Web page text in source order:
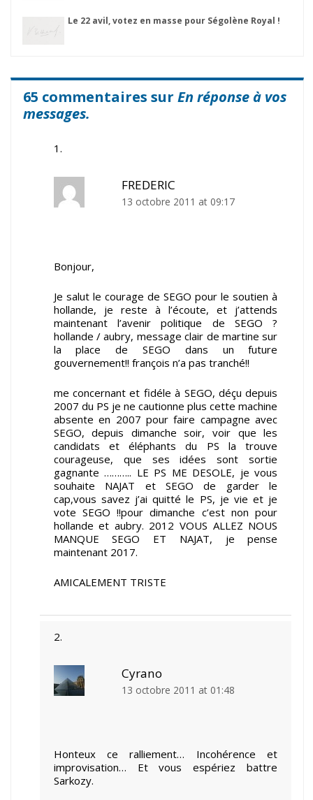
Le 22 avil, votez en masse pour Ségolène Royal !
65 commentaires sur En réponse à vos
messages.
FREDERIC
13 octobre 2011 at 09:17
Bonjour,
Je salut le courage de SEGO pour le soutien à
hollande, je reste à l’écoute, et j’attends
maintenant l’avenir politique de SEGO ?
hollande / aubry, message clair de martine sur
la place de SEGO dans un future
gouvernement!! françois n’a pas tranché!!
me concernant et fidéle à SEGO, déçu depuis
2007 du PS je ne cautionne plus cette machine
absente en 2007 pour faire campagne avec
SEGO, depuis dimanche soir, voir que les
candidats et éléphants du PS la trouve
courageuse, que ses idées sont sortie
gagnante ……….. LE PS ME DESOLE, je vous
souhaite NAJAT et SEGO de garder le
cap,vous savez j’ai quitté le PS, je vie et je
vote SEGO !!pour dimanche c’est non pour
hollande et aubry. 2012 VOUS ALLEZ NOUS
MANQUE SEGO ET NAJAT, je pense
maintenant 2017.
AMICALEMENT TRISTE
Cyrano
13 octobre 2011 at 01:48
Honteux ce ralliement… Incohérence et
improvisation… Et vous espériez battre
Sarkozy.